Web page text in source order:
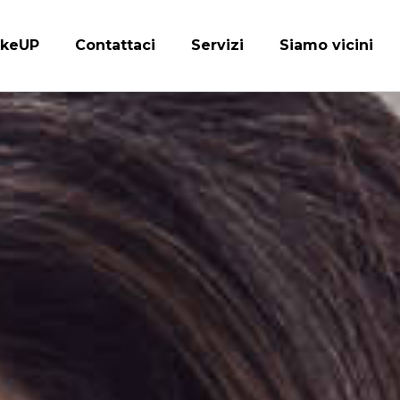
Contattaci Servizi Siamo vicini